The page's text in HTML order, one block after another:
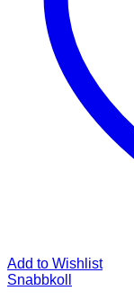
Add to Wishlist
Snabbkoll